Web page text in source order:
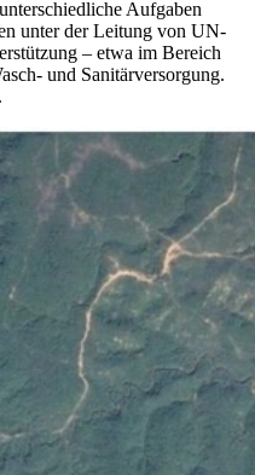
Aufgaben
unter der Leitung von UN-
– etwa im Bereich
und Sanitärversorgung.